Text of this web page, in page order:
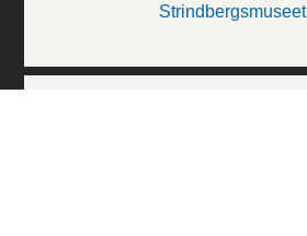
Strindbergsmuseet